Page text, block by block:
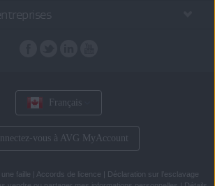
Français
vous à AVG MyAccount
faille | Accords de licence | Déclaration sur l’esclavage